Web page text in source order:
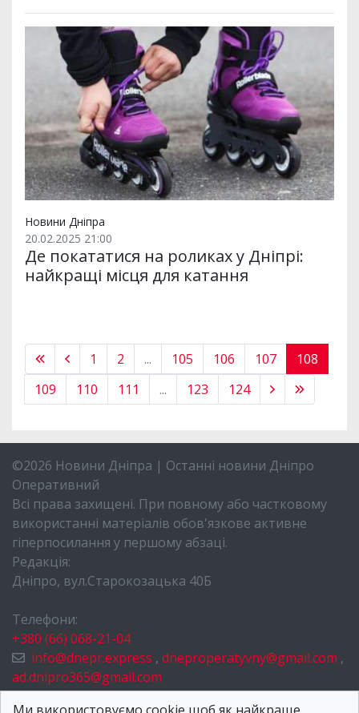
Новини Дніпра
20.02.2025 21:00
Де покататися на роликах у Дніпрі:
найкращі місця для катання
1 2 ... 105 106 107
108
109
110 111 ... 123 124
©2026 Новини Дніпра | Останні новини Дніпро
Оперативний
Всі права захищені. При повному або частковому
використанні матеріалів обов'язкове активне
гіперпосилання у першому абзаці.
Редакція:
Дніпро, вул.Старокозацька 40Б
Телефони:
+380 (66) 068-21-04
info@dnepr.express , dneproperatyvny@gmail.com ,
ad.dnipro365@gmail.com
НОВИНИ ДНІПРА